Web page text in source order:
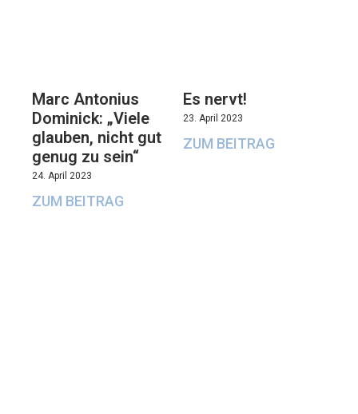
Marc Antonius
Dominick: „Viele
glauben, nicht gut
genug zu sein“
24. April 2023
ZUM BEITRAG
Es nervt!
23. April 2023
ZUM BEITRAG